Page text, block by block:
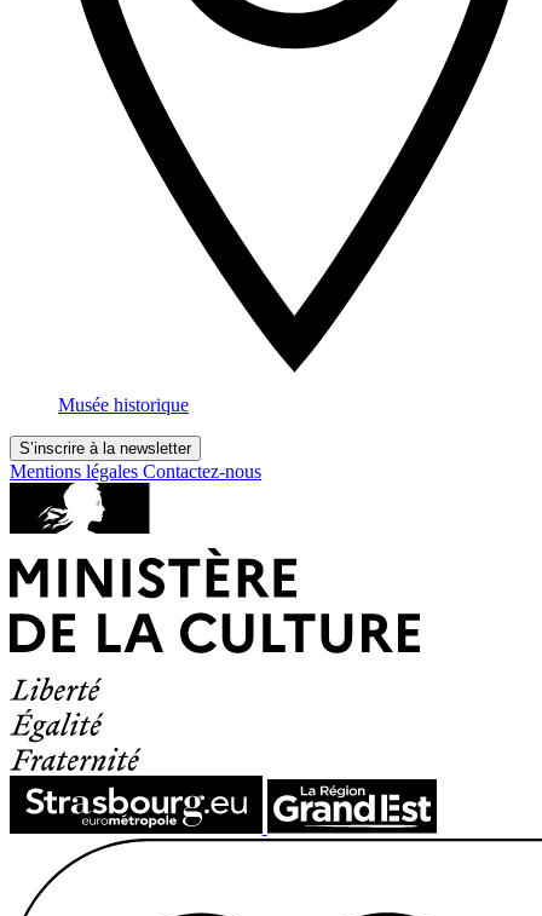
Musée historique
S’inscrire à la newsletter
Mentions légales Contactez-nous